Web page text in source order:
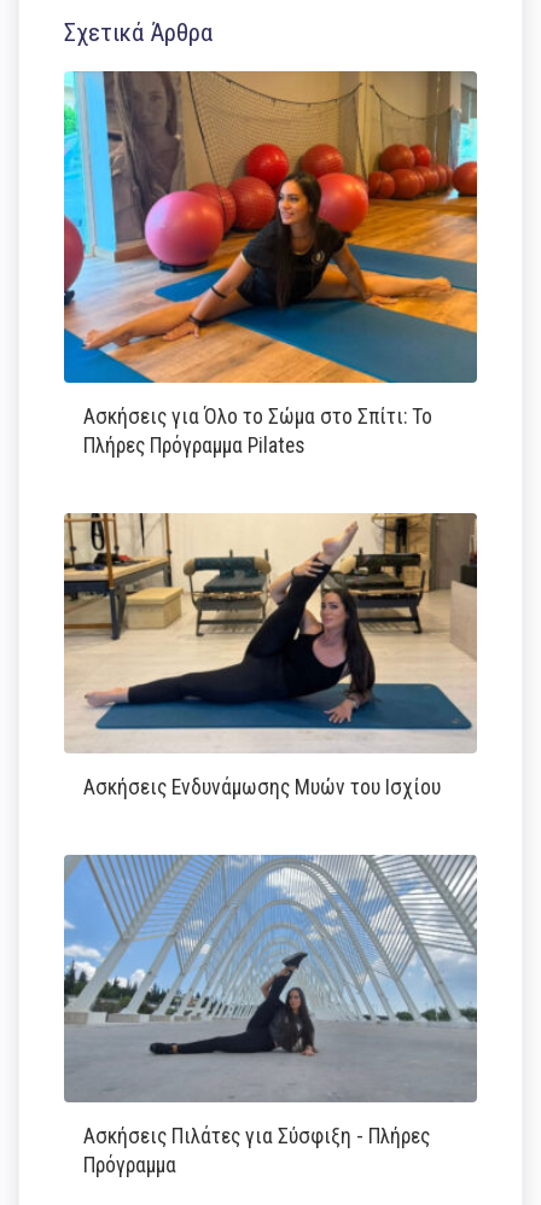
Σχετικά Άρθρα
Ασκήσεις για Όλο το Σώμα στο Σπίτι: Το
Πλήρες Πρόγραμμα Pilates
Ασκήσεις Ενδυνάμωσης Μυών του Ισχίου
Ασκήσεις Πιλάτες για Σύσφιξη - Πλήρες
Πρόγραμμα